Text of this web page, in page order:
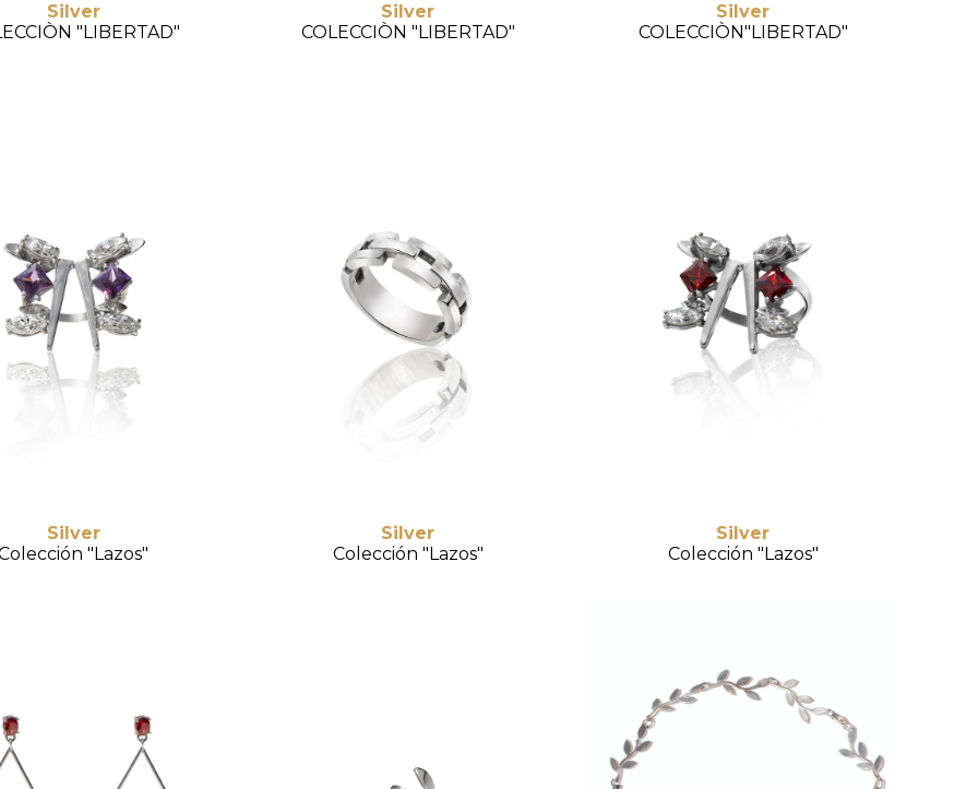
Silver
"LIBERTAD"
Silver
COLECCIÒN "LIBERTAD"
Silver
COLECCIÒN"LIBERTAD"
Silver
"Lazos"
Silver
Colección "Lazos"
Silver
Colección "Lazos"